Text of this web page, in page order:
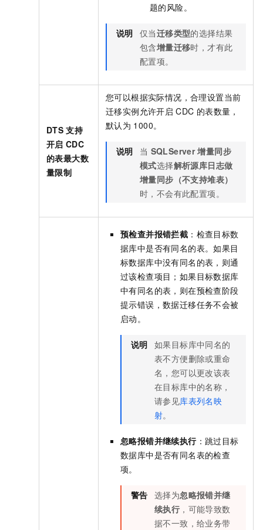
题的风险。
说明 仅当迁移类型的选择结果
包含增量迁移时，才有此
配置项。
DTS 支持
开启 CDC
的表最大数
量限制
您可以根据实际情况，合理设置当前
迁移实例允许开启 CDC 的表数量，
默认为 1000。
说明 当 SQLServer 增量同步
模式选择解析源库日志做
增量同步（不支持堆表）
时，不会有此配置项。
预检查并报错拦截 ：检查目标数
据库中是否有同名的表。如果目
标数据库中没有同名的表，则通
过该检查项目；如果目标数据库
中有同名的表，则在预检查阶段
提示错误，数据迁移任务不会被
启动。
说明 如果目标库中同名的
表不方便删除或重命
名，您可以更改该表
在目标库中的名称，
请参见库表列名映
射。
忽略报错并继续执行：跳过目标
数据库中是否有同名表的检查
项。
警告 选择为忽略报错并继
续执行 ，可能导致数
据不一致，给业务带